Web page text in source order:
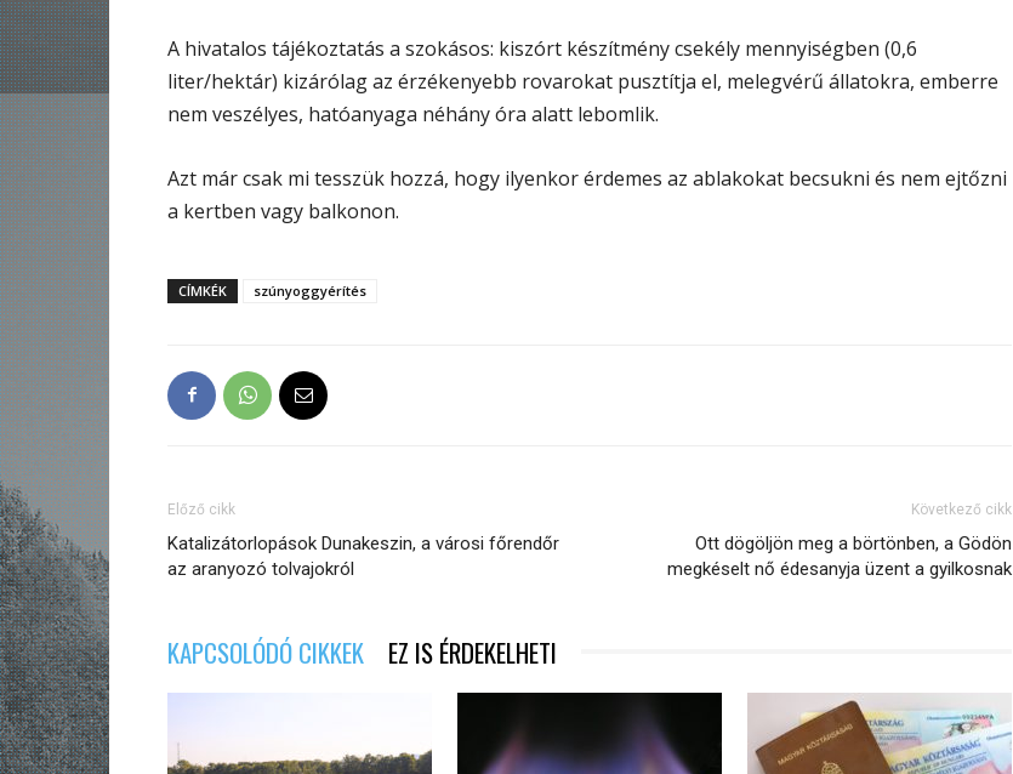
A hivatalos tájékoztatás a szokásos: kiszórt készítmény csekély mennyiségben (0,6
liter/hektár) kizárólag az érzékenyebb rovarokat pusztítja el, melegvérű állatokra, emberre
nem veszélyes, hatóanyaga néhány óra alatt lebomlik.
Azt már csak mi tesszük hozzá, hogy ilyenkor érdemes az ablakokat becsukni és nem ejtőzni
a kertben vagy balkonon.
CÍMKÉK szúnyoggyérítés
Előző cikk
Katalizátorlopások Dunakeszin, a városi főrendőr
az aranyozó tolvajokról
Következő cikk
Ott dögöljön meg a börtönben, a Gödön
megkéselt nő édesanyja üzent a gyilkosnak
KAPCSOLÓDÓ CIKKEK EZ IS ÉRDEKELHETI